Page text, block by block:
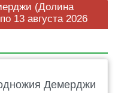
(Долина
13 августа 2026
Демерджи